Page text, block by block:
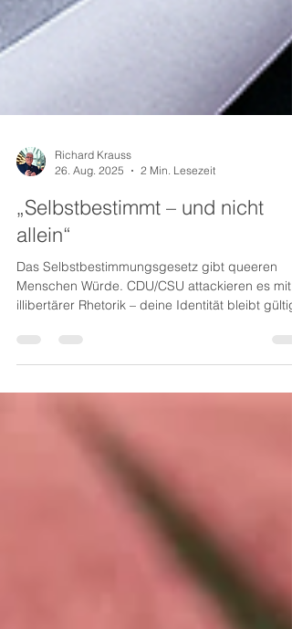
Richard Krauss
26. Aug. 2025
„Selbstbestimmt – und nicht
allein“
Menschen Würde. CDU/CSU attackieren es mit
illibertärer Rhetorik – deine Identität bleibt gültig.